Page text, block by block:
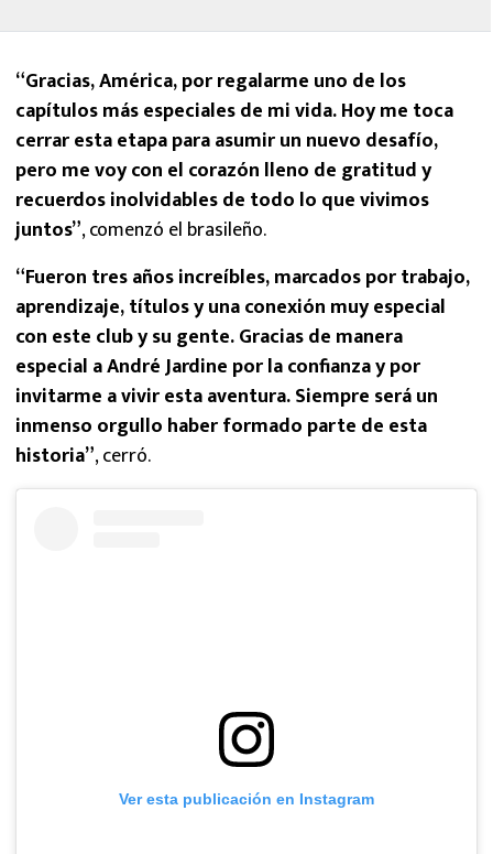
“Gracias, América, por regalarme uno de los
capítulos más especiales de mi vida. Hoy me toca
cerrar esta etapa para asumir un nuevo desafío,
pero me voy con el corazón lleno de gratitud y
recuerdos inolvidables de todo lo que vivimos
juntos”, comenzó el brasileño.
“Fueron tres años increíbles, marcados por trabajo,
aprendizaje, títulos y una conexión muy especial
con este club y su gente. Gracias de manera
especial a André Jardine por la confianza y por
invitarme a vivir esta aventura. Siempre será un
inmenso orgullo haber formado parte de esta
historia”, cerró.
Ver esta publicación en Instagram